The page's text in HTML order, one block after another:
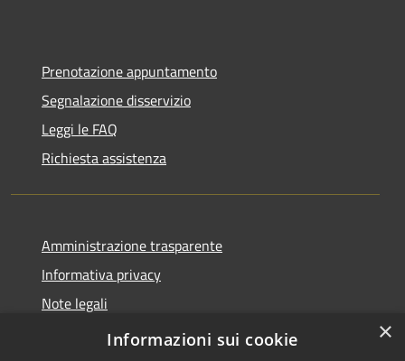
Prenotazione appuntamento
Segnalazione disservizio
Leggi le FAQ
Richiesta assistenza
Amministrazione trasparente
Informativa privacy
Note legali
Dichiarazione di accessibilità
×
Informazioni sui cookie